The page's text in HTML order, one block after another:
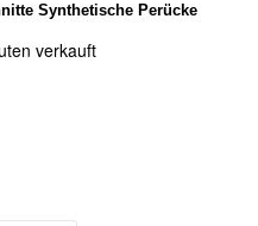
Synthetische Perücke
verkauft